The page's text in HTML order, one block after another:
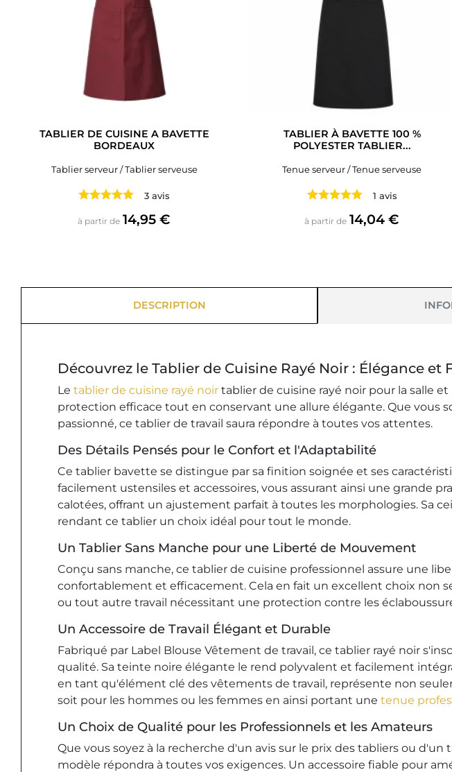
TABLIER DE CUISINE A BAVETTE
BORDEAUX
Tablier serveur / Tablier serveuse
3 avis
à partir de Prix
14,95 €
TABLIER À BAVETTE 100 %
POLYESTER TABLIER...
Tenue serveur / Tenue serveuse
1 avis
à partir de Prix
14,04 €
DESCRIPTION
Découvrez le Tablier de Cuisine Rayé Noir : Élégance
Le tablier de cuisine rayé noir tablier de cuisine rayé noir pour la salle
protection efficace tout en conservant une allure élégante. Que vous
passionné, ce tablier de travail saura répondre à toutes vos attentes.
Des Détails Pensés pour le Confort et l'Adaptabilité
Ce tablier bavette se distingue par sa finition soignée et ses
facilement ustensiles et accessoires, vous assurant ainsi une grande
calotées, offrant un ajustement parfait à toutes les morphologies. Sa
rendant ce tablier un choix idéal pour tout le monde.
Un Tablier Sans Manche pour une Liberté de Mouvement
Conçu sans manche, ce tablier de cuisine professionnel assure une
confortablement et efficacement. Cela en fait un excellent choix non
ou tout autre travail nécessitant une protection contre les
Un Accessoire de Travail Élégant et Durable
Fabriqué par Label Blouse Vêtement de travail, ce tablier rayé noir
qualité. Sa teinte noire élégante le rend polyvalent et facilement
en tant qu'élément clé des vêtements de travail, représente non
soit pour les hommes ou les femmes en ainsi portant une tenue
Un Choix de Qualité pour les Professionnels et les Amateurs
Que vous soyez à la recherche d'un avis sur le prix des tabliers ou
modèle répondra à toutes vos exigences. Un accessoire fiable pour